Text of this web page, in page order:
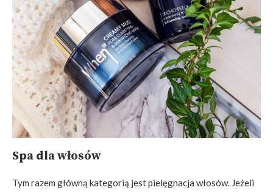
Spa dla włosów
Tym razem główną kategorią jest pielęgnacja włosów. Jeżeli